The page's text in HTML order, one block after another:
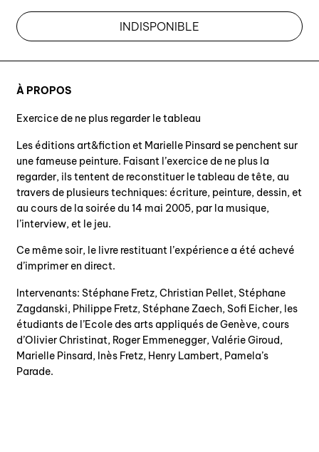
À PROPOS
Exercice de ne plus regarder le tableau
Les éditions art&fiction et Marielle Pinsard se penchent sur
une fameuse peinture. Faisant l’exercice de ne plus la
regarder, ils tentent de reconstituer le tableau de tête, au
travers de plusieurs techniques: écriture, peinture, dessin, et
au cours de la soirée du 14 mai 2005, par la musique,
l’interview, et le jeu.
Ce même soir, le livre restituant l’expérience a été achevé
d’imprimer en direct.
Intervenants: Stéphane Fretz, Christian Pellet, Stéphane
Zagdanski, Philippe Fretz, Stéphane Zaech, Sofi Eicher, les
étudiants de l’Ecole des arts appliqués de Genève, cours
d’Olivier Christinat, Roger Emmenegger, Valérie Giroud,
Marielle Pinsard, Inès Fretz, Henry Lambert, Pamela’s
Parade.
INDISPONIBLE